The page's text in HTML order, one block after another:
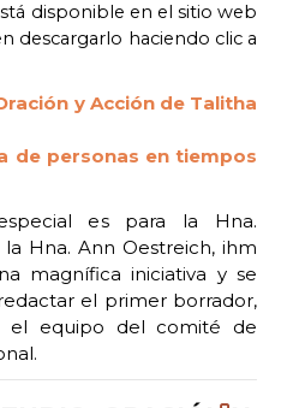
disponible en el sitio web
descargarlo haciendo clic a
y Acción de Talitha
de personas en tiempos
es para la Hna.
Hna. Ann Oestreich, ihm
magnífica iniciativa y se
el primer borrador,
el equipo del comité de